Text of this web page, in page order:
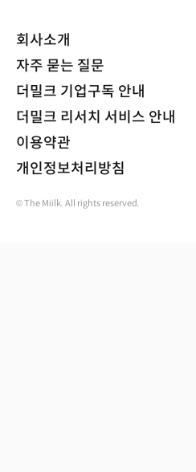
회사소개
자주 묻는 질문
더밀크 기업구독 안내
더밀크 리서치 서비스 안내
이용약관
개인정보처리방침
© The Miilk. All rights reserved.